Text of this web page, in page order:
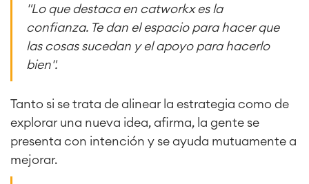
"Lo que destaca en catworkx es la
confianza. Te dan el espacio para hacer que
las cosas sucedan y el apoyo para hacerlo
bien".
Tanto si se trata de alinear la estrategia como de
explorar una nueva idea, afirma, la gente se
presenta con intención y se ayuda mutuamente a
mejorar.